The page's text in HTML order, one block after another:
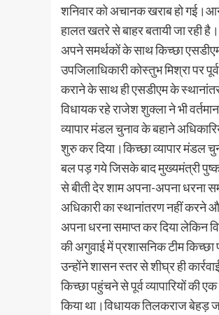
शनिवार को अचानक खराब हो
हालत खतरे से बाहर बतायी जा रही
अपने समर्थकों के साथ किच्छा
उपजिलाधिकारी कोस्तुभ मिश्रा पर
कराने के साथ ही एसडीएम के
विधायक रहे राजेश शुक्ला ने भी
व्यापार मंडल चुनाव के बहाने
शुरु कर दिया।किच्छा व्यापार मंडल
बल पड़ गये जिसके बाद मुख्यमंत्री
से बीती देर शाम अपना-अपना धरना
अधिकारी का स्थानांतरण नहीं करने
अपना धरना समाप्त कर दिया लेकिन
की अगुवाई में प्रशासनिक टीम
उन्होंने शासन स्तर से शीघ्र ही
किच्छा पहुंचने से पूर्व व्यापारियों
किया था।विधायक तिलकराज बेहड़